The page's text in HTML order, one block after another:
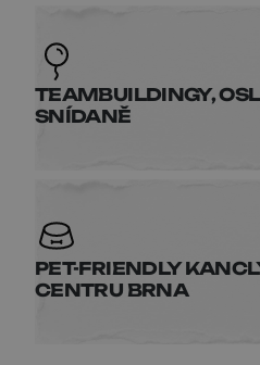
TEAMBUILDINGY,
SNÍDANĚ
PET-FRIENDLY
CENTRU BRNA